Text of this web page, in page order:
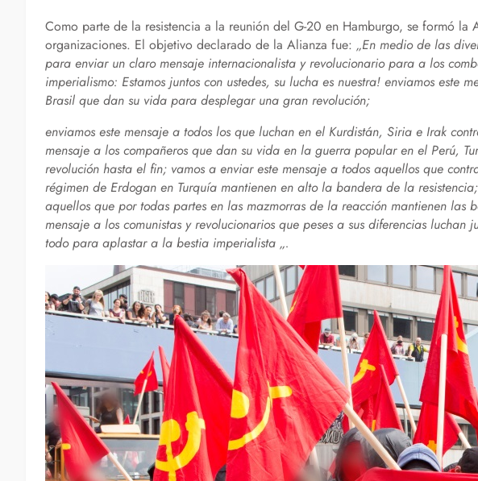
Como parte de la resistencia a la reunión del G-20 en Hamburgo, se formó la
organizaciones. El objetivo declarado de la Alianza fue: „En medio de las
para enviar un claro mensaje internacionalista y revolucionario para a los
imperialismo: Estamos juntos con ustedes, su lucha es nuestra! enviamos este
Brasil que dan su vida para desplegar una gran revolución;
enviamos este mensaje a todos los que luchan en el Kurdistán, Siria e Irak
mensaje a los compañeros que dan su vida en la guerra popular en el Perú,
revolución hasta el fin; vamos a enviar este mensaje a todos aquellos que
régimen de Erdogan en Turquía mantienen en alto la bandera de la
aquellos que por todas partes en las mazmorras de la reacción mantienen las
mensaje a los comunistas y revolucionarios que peses a sus diferencias luchan
todo para aplastar a la bestia imperialista „.